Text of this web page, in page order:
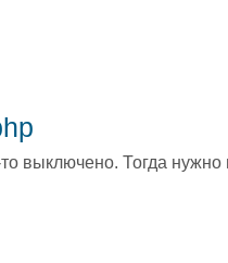
выключено. Тогда нужно